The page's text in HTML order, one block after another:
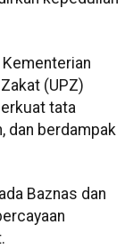
(UPZ)
tata
dan berdampak
Baznas dan